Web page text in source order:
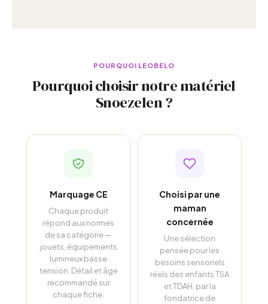
POURQUOI LEOBELO
Pourquoi choisir notre matériel
Snoezelen ?
Marquage CE
Chaque produit
répond aux normes
de sa catégorie —
jouets, équipements
lumineux basse
tension. Détail et âge
recommandé sur
chaque fiche.
Choisi par une
maman
concernée
Une sélection
pensée pour les
besoins sensoriels
réels des enfants TSA
et TDAH, par la
fondatrice de